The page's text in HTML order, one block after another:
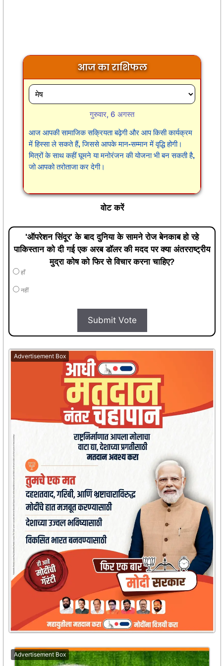
आज का राशिफल
गुरुवार, 6 अगस्त
आज आपकी सामाजिक सक्रियता बढ़ेगी और आप किसी कार्यक्रम
में हिस्सा ले सकते हैं, जिससे आपके मान-सम्मान में वृद्धि होगी।
मित्रों के साथ कहीं घूमने या मनोरंजन की योजना भी बन सकती है,
जो आपको तरोताजा कर देगी।
वोट करें
'ऑपरेशन सिंदूर' के बाद दुनिया के सामने रोज बेनकाब हो रहे
पाकिस्तान को दी गई एक अरब डॉलर की मदद पर क्या अंतरराष्ट्रीय
मुद्रा कोष को फिर से विचार करना चाहिए?
हाँ
नहीं
Submit Vote
Advertisement Box
Advertisement Box